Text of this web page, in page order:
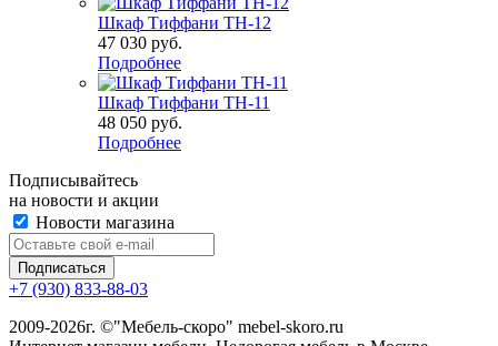
Шкаф Тиффани ТН-12
47 030 руб.
Подробнее
Шкаф Тиффани ТН-11
48 050 руб.
Подробнее
Подписывайтесь
на новости и акции
Новости магазина
+7 (930) 833-88-03
2009-2026г. ©"Мебель-скоро" mebel-skoro.ru